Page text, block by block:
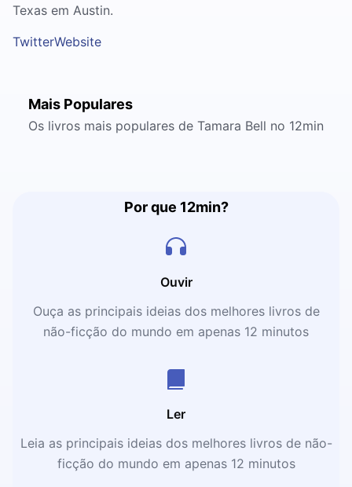
Texas em Austin.
TwitterWebsite
Mais Populares
Os livros mais populares de Tamara Bell no 12min
Por que 12min?
Ouvir
Ouça as principais ideias dos melhores livros de
não-ficção do mundo em apenas 12 minutos
Ler
Leia as principais ideias dos melhores livros de não-
ficção do mundo em apenas 12 minutos